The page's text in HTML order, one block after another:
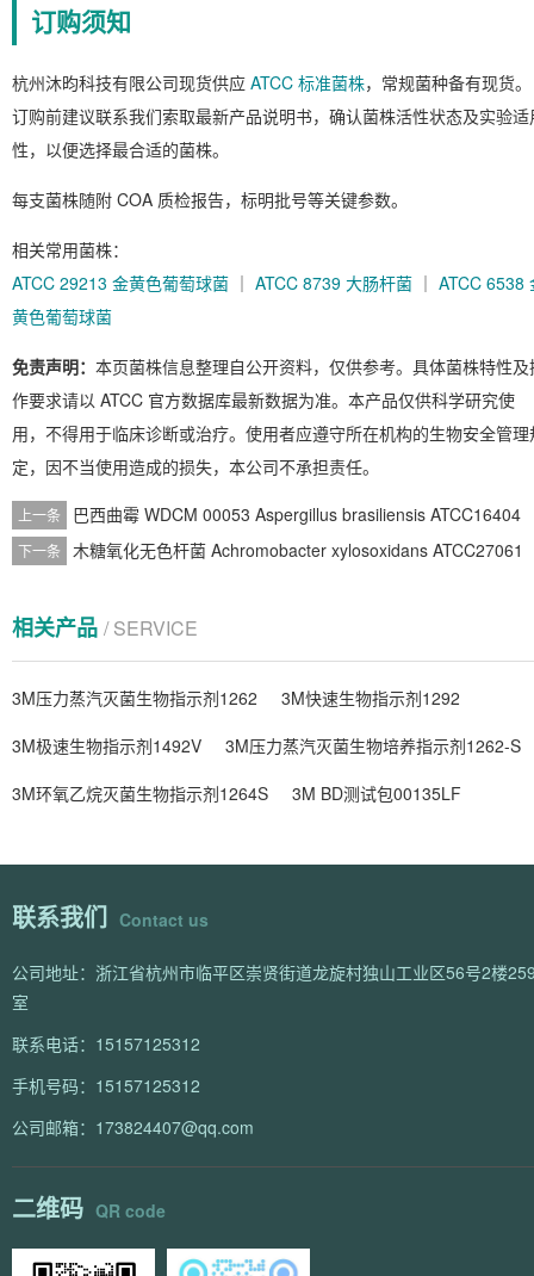
订购须知
杭州沐昀科技有限公司现货供应 ATCC 标准菌株，常规菌种备有现货。
订购前建议联系我们索取最新产品说明书，确认菌株活性状态及实验适
性，以便选择最合适的菌株。
每支菌株随附 COA 质检报告，标明批号等关键参数。
相关常用菌株：
ATCC 29213 金黄色葡萄球菌 ｜ ATCC 8739 大肠杆菌 ｜ ATCC 6538
黄色葡萄球菌
免责声明： 本页菌株信息整理自公开资料，仅供参考。具体菌株特性及
作要求请以 ATCC 官方数据库最新数据为准。本产品仅供科学研究使
用，不得用于临床诊断或治疗。使用者应遵守所在机构的生物安全管理
定，因不当使用造成的损失，本公司不承担责任。
上一条 巴西曲霉 WDCM 00053 Aspergillus brasiliensis ATCC16404
下一条 木糖氧化无色杆菌 Achromobacter xylosoxidans ATCC27061
相关产品 / SERVICE
3M压力蒸汽灭菌生物指示剂1262
3M快速生物指示剂1292
3M极速生物指示剂1492V
3M压力蒸汽灭菌生物培养指示剂1262-S
3M环氧乙烷灭菌生物指示剂1264S
3M BD测试包00135LF
联系我们 Contact us
公司地址：浙江省杭州市临平区崇贤街道龙旋村独山工业区56号2楼
室
联系电话：15157125312
手机号码：15157125312
公司邮箱：173824407@qq.com
二维码 QR code